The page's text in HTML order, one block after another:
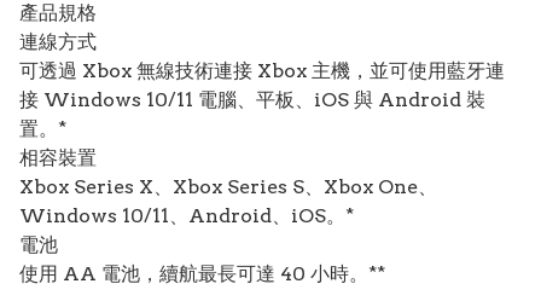
產品規格
連線方式
可透過 Xbox 無線技術連接 Xbox 主機，並可使用藍牙連
接 Windows 10/11 電腦、平板、iOS 與 Android 裝
置。*
相容裝置
Xbox Series X、Xbox Series S、Xbox One、
Windows 10/11、Android、iOS。*
電池
使用 AA 電池，續航最長可達 40 小時。**